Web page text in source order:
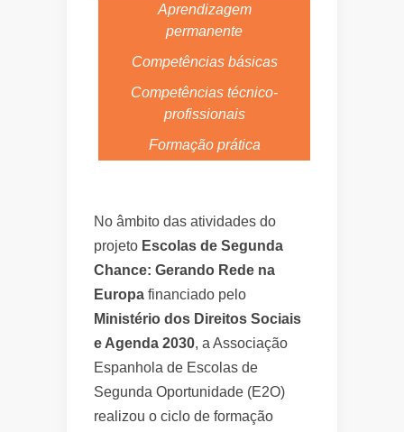
Aprendizagem
permanente
Competências básicas
Competências técnico-
profissionais
Formação prática
No âmbito das atividades do
projeto Escolas de Segunda
Chance: Gerando Rede na
Europa financiado pelo
Ministério dos Direitos Sociais
e Agenda 2030, a Associação
Espanhola de Escolas de
Segunda Oportunidade (E2O)
realizou o ciclo de formação